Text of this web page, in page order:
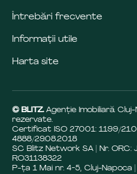
Întrebări frecvente
Informații utile
Harta site
© BLITZ. Agenție Imobiliară
rezervate.
Certificat ISO 27001: 1199/
4888/29.08.2018
SC Blitz Network SA | Nr. ORC:
RO31138322
P-ța 1 Mai nr. 4-5, Cluj-Napoca